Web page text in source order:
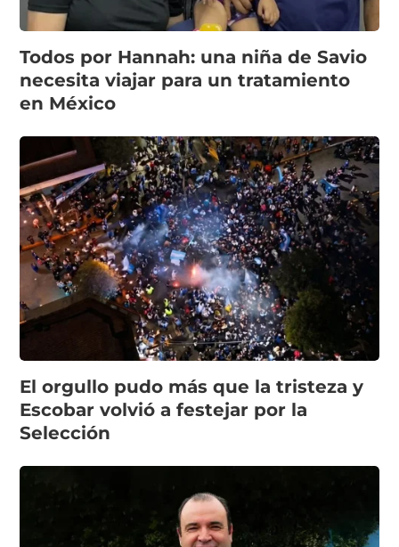
Todos por Hannah: una niña de Savio
necesita viajar para un tratamiento
en México
El orgullo pudo más que la tristeza y
Escobar volvió a festejar por la
Selección